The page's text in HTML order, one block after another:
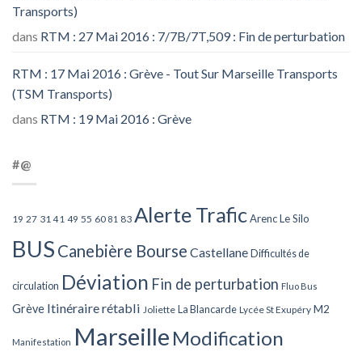
Transports)
dans RTM : 27 Mai 2016 : 7/7B/7T,509 : Fin de perturbation
RTM : 17 Mai 2016 : Grève - Tout Sur Marseille Transports
(TSM Transports)
dans RTM : 19 Mai 2016 : Grève
#@
19 27 31 41 49 55 60 81 83 Alerte TraficArenc Le Silo
BUS Canebière Bourse Castellane Difficultés de
circulation Déviation Fin de perturbation Fluo Bus
Grève Itinéraire rétabli Joliette La Blancarde Lycée St Exupéry M2
Manifestation Marseille Modification